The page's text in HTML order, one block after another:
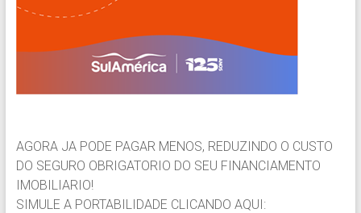
AGORA JA PODE PAGAR MENOS, REDUZINDO O CUSTO
DO SEGURO OBRIGATORIO DO SEU FINANCIAMENTO
IMOBILIARIO!
SIMULE A PORTABILIDADE CLICANDO AQUI: